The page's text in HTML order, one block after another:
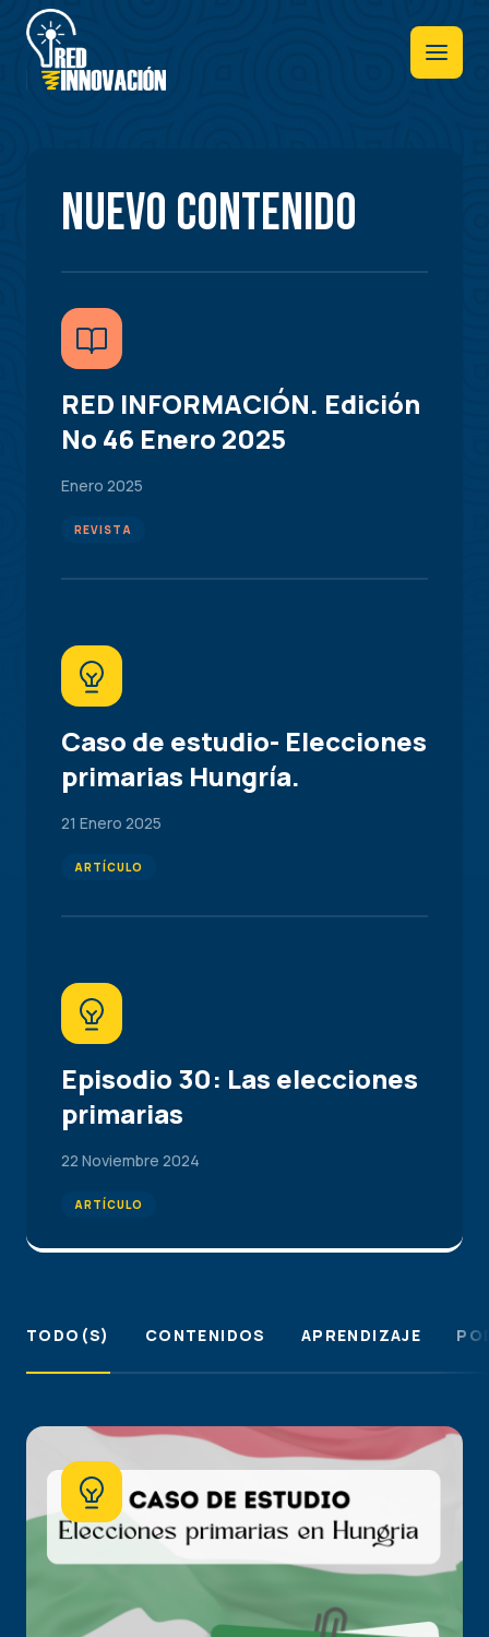
Pasar
contenido
principal
Nuevo contenido
RED INFORMACIÓN. Edición
No 46 Enero 2025
Enero 2025
REVISTA
Caso de estudio- Elecciones
primarias Hungría.
21 Enero 2025
ARTÍCULO
Episodio 30: Las elecciones
primarias
22 Noviembre 2024
ARTÍCULO
TODO(S) CONTENIDOS APRENDIZAJE